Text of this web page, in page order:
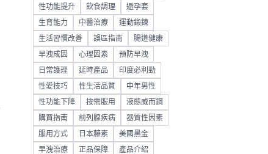
性功能提升 飲食調理 避孕套
生育能力 中醫治療 運動鍛鍊
生活習慣改善 誤區指南 腸道健康
早洩成因 心理因素 預防早洩
日常護理 延時產品 印度必利勁
性愛技巧 性生活品質 中年男性
性功能下降 按需服用 液態威而鋼
購買指南 前列腺疾病 器質性因素
服用方式 日本藤素 美國黑金
早洩治療 正品保障 產品介紹